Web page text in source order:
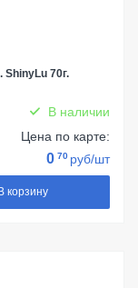
ShinyLu 70г.
В наличии
Цена по карте:
0 70 руб/шт
В корзину